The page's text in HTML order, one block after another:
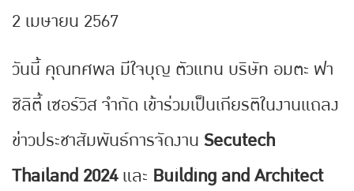
2 เมษายน 2567
วันนี้ คุณทศพล มีใจบุญ ตัวแทน บริษัท อมตะ ฟา
ซิลิตี้ เซอร์วิส จำกัด เข้าร่วมเป็นเกียรติในงานแถลง
ข่าวประชาสัมพันธ์การจัดงาน Secutech
Thailand 2024และ Building and Architect